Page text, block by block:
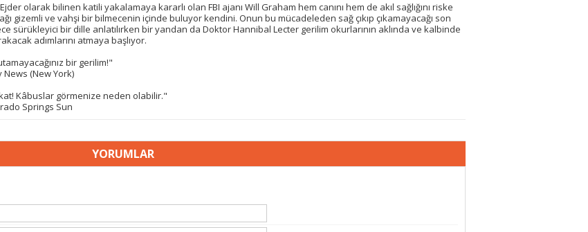
Ejder olarak bilinen katili yakalamaya kararlı olan FBI ajanı Will Graham hem canını hem de akıl sağlığını riske
gizemli ve vahşi bir bilmecenin içinde buluyor kendini. Onun bu mücadeleden sağ çıkıp çıkamayacağı son
sürükleyici bir dille anlatılırken bir yandan da Doktor Hannibal Lecter gerilim okurlarının aklında ve kalbinde
adımlarını atmaya başlıyor.
bir gerilim!"
News (New York)
Kâbuslar görmenize neden olabilir."
Springs Sun
YORUMLAR